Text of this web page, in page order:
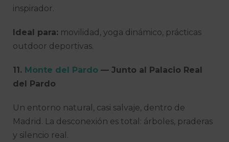
inspirador.
Ideal para: movilidad, yoga dinámico, prácticas
outdoor deportivas.
11. Monte del Pardo — Junto al Palacio Real
del Pardo
Un entorno natural, casi salvaje, dentro de
Madrid. La desconexión es total: árboles, praderas
y silencio real.